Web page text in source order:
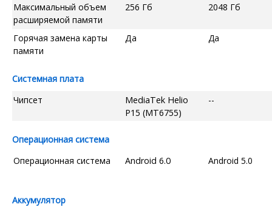
Максимальный объем
расширяемой памяти
256 Гб 2048 Гб
Горячая замена карты
памяти
Да Да
Системная плата
Чипсет
MediaTek Helio
P15 (MT6755)
--
Операционная система
Операционная система
Android 6.0 Android 5.0
Аккумулятор